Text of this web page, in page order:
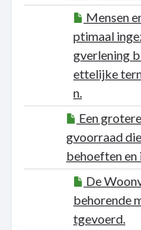
Mensen
ptimaal
gverlening
ettelijke
n.
Een
gvoorraad
behoeften
De
behorende
tgevoerd.